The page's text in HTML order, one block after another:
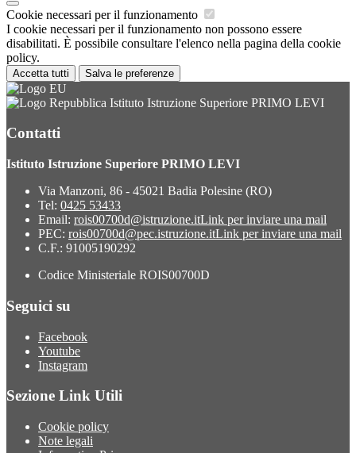
Cookie necessari per il funzionamento
I cookie necessari per il funzionamento non possono essere
disabilitati. È possibile consultare l'elenco nella pagina della cookie
policy.
Accetta tutti Salva le preferenze
Istituto Istruzione Superiore PRIMO LEVI
Contatti
Istituto Istruzione Superiore PRIMO LEVI
Via Manzoni, 86 - 45021 Badia Polesine (RO)
Tel: 0425 53433
Email: rois00700d@istruzione.itLink per inviare una mail
PEC: rois00700d@pec.istruzione.itLink per inviare una mail
C.F.: 91005190292
Codice Ministeriale ROIS00700D
Seguici su
Facebook
Youtube
Instagram
Sezione Link Utili
Cookie policy
Note legali